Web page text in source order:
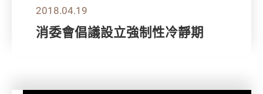
2018.04.19
消委會倡議設立強制性冷靜期